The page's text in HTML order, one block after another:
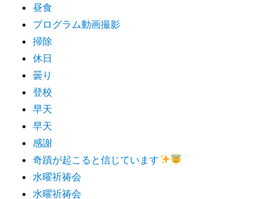
昼食
プログラム動画撮影
掃除
休日
曇り
登校
早天
早天
感謝
奇蹟が起こると信じています
水曜祈祷会
水曜祈祷会